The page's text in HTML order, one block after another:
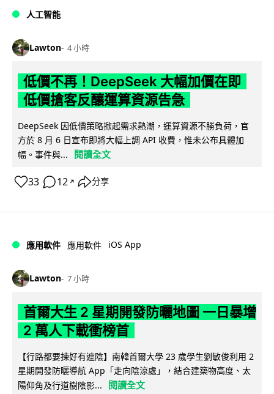
人工智能
Lawton 4 小時
低價不再！DeepSeek 大幅加價在即
低價搶客反釀運算資源告急
DeepSeek 因低價策略掀起需求熱潮，運算資源不勝負荷，官
方於 8 月 6 日宣布即將大幅上調 API 收費，惟未公布具體加
幅。事件與...
閱讀全文
33 12 ↗ 分享
應用軟件 應用軟件 iOS App
Lawton 7 小時
首爾大生 2 星期開發防曬地圖 一日暴增
2 萬人下載衝榜首
【行路都要揀好有遮陰】南韓首爾大學 23 歲學生劉敏俊利用 2
星期開發防曬導航 App「走向陰涼處」，結合建築物高度、太
陽仰角及行道樹陰影...
閱讀全文